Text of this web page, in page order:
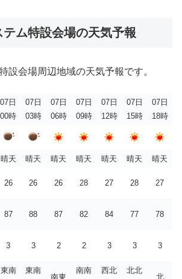
ム特設会場の天気予報
設会場周辺地域の天気予報です。
07日
00時
07日
03時
07日
06時
07日
09時
07日
12時
07日
15時
07日
18時
晴天 晴天 晴天 晴天 晴天 晴天
晴天
26 26 26 28 27 28 27
87 88 87 82 84 77 78
3 3 2 2 3 3 3
東南 東南
南東
南南 西北 北北
北